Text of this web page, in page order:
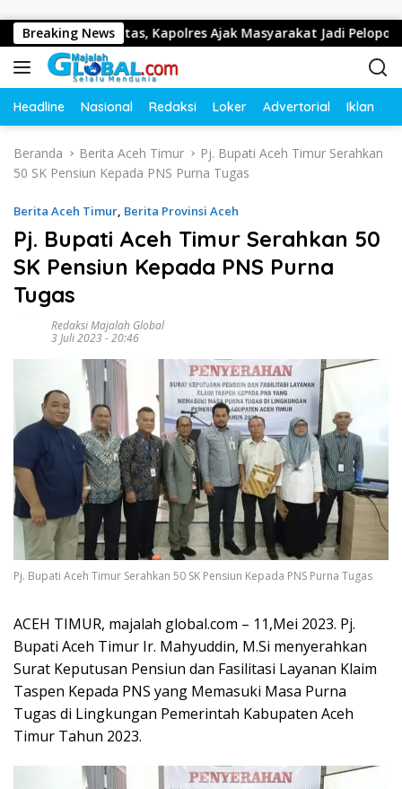
Breaking News
Lalu Lintas, Kapolres Ajak Masyarakat Jadi Pelopor
Headline Nasional Redaksi Loker Advertorial Iklan
Beranda Berita Aceh Timur
Pj. Bupati Aceh Timur Serahkan
50 SK Pensiun Kepada PNS Purna Tugas
Berita Aceh Timur, Berita Provinsi Aceh
Pj. Bupati Aceh Timur Serahkan 50
SK Pensiun Kepada PNS Purna
Tugas
Redaksi Majalah Global
3 Juli 2023 - 20:46
Pj. Bupati Aceh Timur Serahkan 50 SK Pensiun Kepada PNS Purna Tugas
ACEH TIMUR, majalah global.com – 11,Mei 2023. Pj.
Bupati Aceh Timur Ir. Mahyuddin, M.Si menyerahkan
Surat Keputusan Pensiun dan Fasilitasi Layanan Klaim
Taspen Kepada PNS yang Memasuki Masa Purna
Tugas di Lingkungan Pemerintah Kabupaten Aceh
Timur Tahun 2023.